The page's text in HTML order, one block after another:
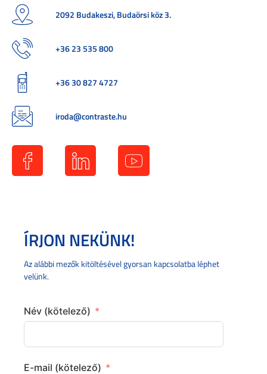
2092 Budakeszi, Budaörsi köz 3.
+36 23 535 800
+36 30 827 4727
iroda@contraste.hu
ÍRJON NEKÜNK!
Az alábbi mezők kitöltésével gyorsan kapcsolatba léphet
velünk.
Név (kötelező)
E-mail (kötelező)